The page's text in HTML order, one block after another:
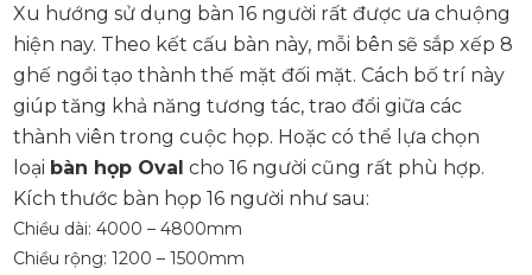
Xu hướng sử dụng bàn 16 người rất được ưa chuộng
hiện nay. Theo kết cấu bàn này, mỗi bên sẽ sắp xếp 8
ghế ngồi tạo thành thế mặt đối mặt. Cách bố trí này
giúp tăng khả năng tương tác, trao đổi giữa các
thành viên trong cuộc họp. Hoặc có thể lựa chọn
loại bàn họp Oval cho 16 người cũng rất phù hợp.
Kích thước bàn họp 16 người như sau:
Chiều dài: 4000 – 4800mm
Chiều rộng: 1200 – 1500mm